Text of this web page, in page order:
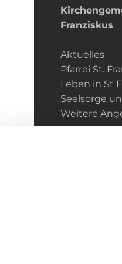
Franziskus
Aktuelles
Pfarrei St.
Leben in St
Seelsorge
Weitere